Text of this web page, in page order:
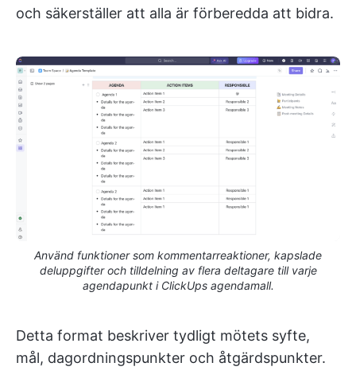
och säkerställer att alla är förberedda att bidra.
Använd funktioner som kommentarreaktioner, kapslade
deluppgifter och tilldelning av flera deltagare till varje
agendapunkt i ClickUps agendamall.
Detta format beskriver tydligt mötets syfte,
mål, dagordningspunkter och åtgärdspunkter.